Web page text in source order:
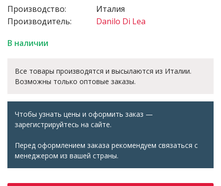
Производство:
Производитель:
Италия
Danilo Di Lea
В наличии
Все товары производятся и высылаются из Италии.
Возможны только оптовые заказы.
Чтобы узнать цены и оформить заказ —
зарегистрируйтесь на сайте.
Перед оформлением заказа рекомендуем связаться с
менеджером из вашей страны.